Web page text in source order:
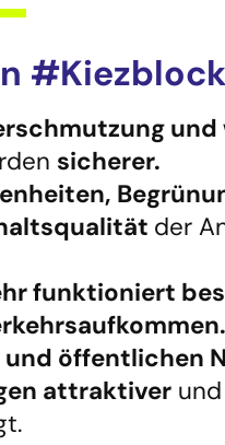
und
sicherer.
der
funktioniert
öffentlichen
attraktiverund